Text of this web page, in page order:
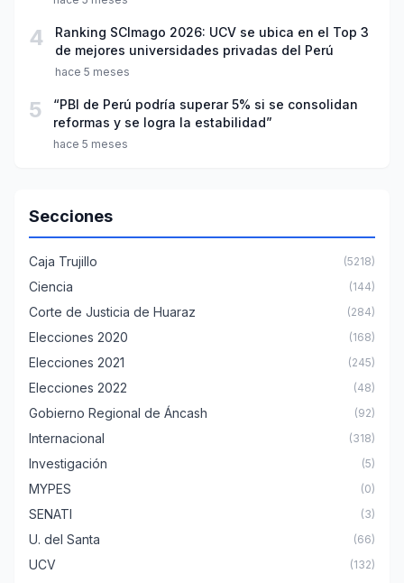
4
Ranking SCImago 2026: UCV se ubica en el Top 3
de mejores universidades privadas del Perú
hace 5 meses
5
“PBI de Perú podría superar 5% si se consolidan
reformas y se logra la estabilidad”
hace 5 meses
Secciones
Caja Trujillo (5218)
Ciencia (144)
Corte de Justicia de Huaraz (284)
Elecciones 2020 (168)
Elecciones 2021 (245)
Elecciones 2022 (48)
Gobierno Regional de Áncash (92)
Internacional (318)
Investigación (5)
MYPES (0)
SENATI (3)
U. del Santa (66)
UCV (132)